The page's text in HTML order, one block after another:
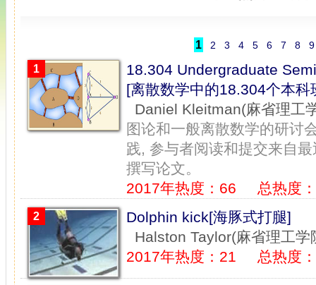
1 2 3 4 5 6 7 8 9
1
18.304 Undergraduate
[离散数学中的18.304个本
Daniel Kleitman(麻省理工
图论和一般离散数学的研讨
践, 参与者阅读和提交来自
撰写论文。
2017年热度：66
总热度
2
Dolphin kick[海豚式打腿]
Halston Taylor(麻省理工学
2017年热度：21
总热度